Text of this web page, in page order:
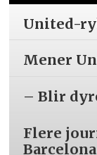
United-
Mener
– Blir
Flere